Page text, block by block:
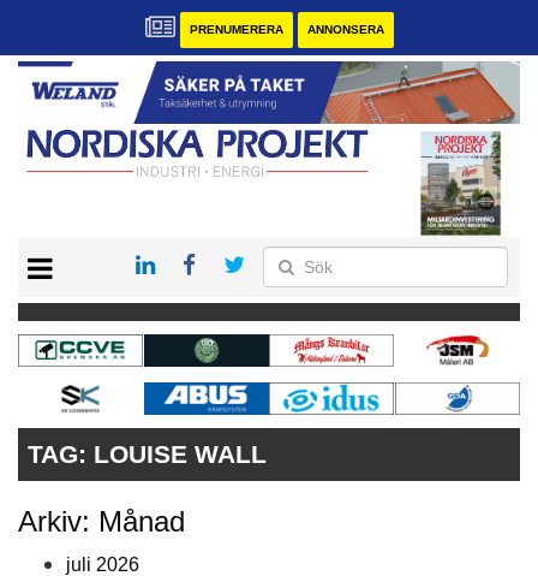
PRENUMERERA ANNONSERA
KONTAKT
VÅRA ANDRA MAGASIN
PRENUMERERA
ANNONSERA
TAG: LOUISE WALL
Arkiv: Månad
juli 2026